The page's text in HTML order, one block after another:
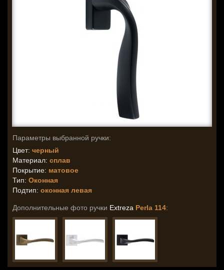
Параметры выбранной ручки:
Цвет: черный
Материал: сплав
Покрытие: матовое
Тип: Оконная
Подтип: оконная левая
Дополнительные фото ручки Extreza Perla 114: